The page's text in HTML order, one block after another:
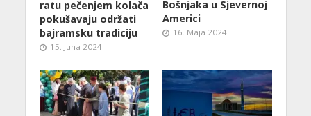
ratu pečenjem kolača
pokušavaju održati
bajramsku tradiciju
15. Juna 2024.
Bošnjaka u Sjevernoj
Americi
16. Maja 2024.